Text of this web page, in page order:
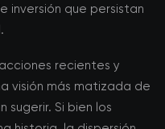
inversión que persistan
recientes y
visión más matizada de
sugerir. Si bien los